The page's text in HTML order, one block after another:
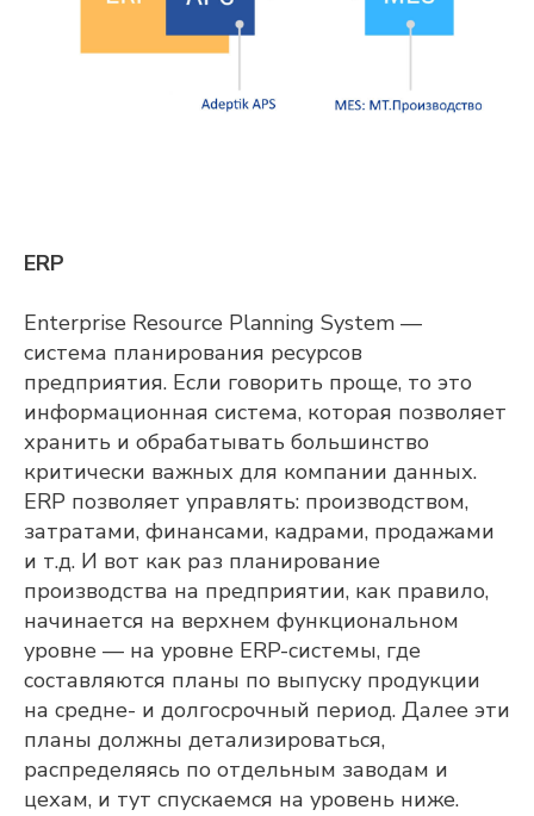
ERP
Enterprise Resource Planning System —
система планирования ресурсов
предприятия. Если говорить проще, то это
информационная система, которая позволяет
хранить и обрабатывать большинство
критически важных для компании данных.
ERP позволяет управлять: производством,
затратами, финансами, кадрами, продажами
и т.д. И вот как раз планирование
производства на предприятии, как правило,
начинается на верхнем функциональном
уровне — на уровне ERP-системы, где
составляются планы по выпуску продукции
на средне- и долгосрочный период. Далее эти
планы должны детализироваться,
распределяясь по отдельным заводам и
цехам, и тут спускаемся на уровень ниже.